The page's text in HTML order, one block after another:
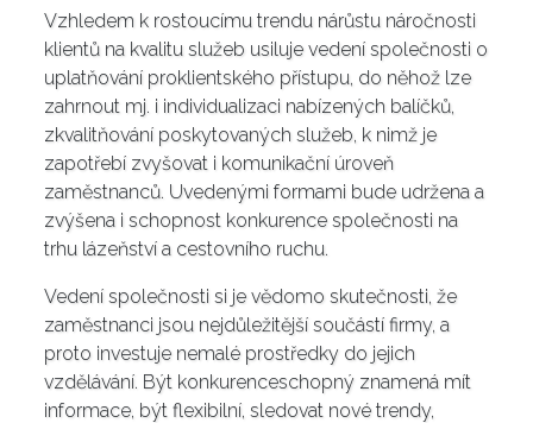
Vzhledem k rostoucímu trendu nárůstu náročnosti
klientů na kvalitu služeb usiluje vedení společnosti o
uplatňování proklientského přístupu, do něhož lze
zahrnout mj. i individualizaci nabízených balíčků,
zkvalitňování poskytovaných služeb, k nimž je
zapotřebí zvyšovat i komunikační úroveň
zaměstnanců. Uvedenými formami bude udržena a
zvýšena i schopnost konkurence společnosti na
trhu lázeňství a cestovního ruchu.
Vedení společnosti si je vědomo skutečnosti, že
zaměstnanci jsou nejdůležitější součástí firmy, a
proto investuje nemalé prostředky do jejich
vzdělávání. Být konkurenceschopný znamená mít
informace, být flexibilní, sledovat nové trendy,